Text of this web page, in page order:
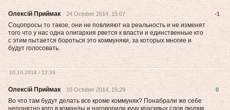
Олексій Приймак 24 October 2014, 15:07
Соцопросы то такое, они не повлияют на реальность и не изменят
того что у нас одна олигархия рвется к власти и единственные кто
с этим пытается бороться это коммуняки, за которых многие и
будут голосовать.
-1
10.10.2014 / 12:39
Олексій Приймак 10 October 2014, 15:29
Во что там будут делать все кроме коммуняк? Понабрали же себе
непонятно кого в команды и наговорили кучу красивых слов людям,
0